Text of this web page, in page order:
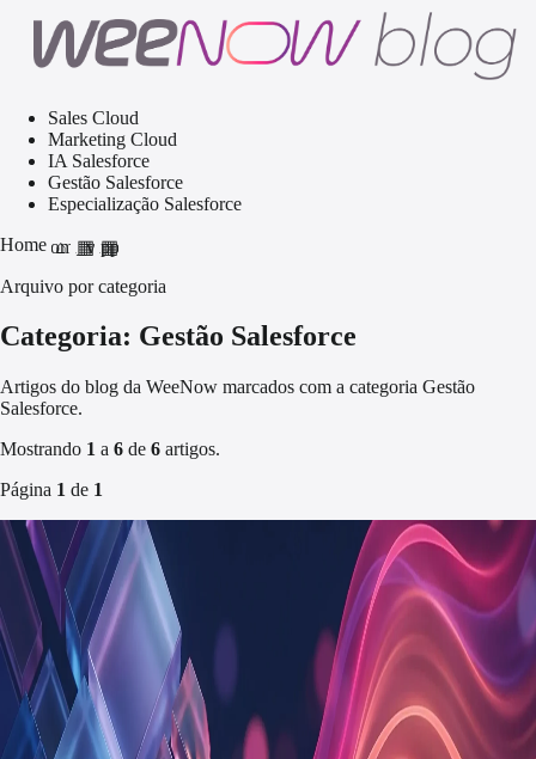
Sales Cloud
Marketing Cloud
IA Salesforce
Gestão Salesforce
Especialização Salesforce
Homehome
grid_view
apps
Arquivo por categoria
Categoria: Gestão Salesforce
Artigos do blog da WeeNow marcados com a categoria Gestão
Salesforce.
Mostrando 1 a 6 de 6 artigos.
Página 1 de 1